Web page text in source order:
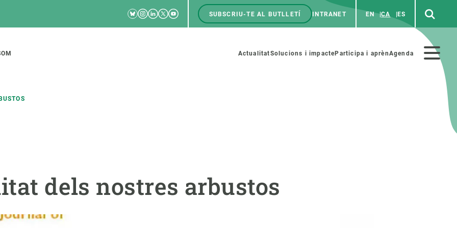
RRSS
Bluesky
Instagram
Linkedin
TwitterYoutube
Menú
SUBSCRIU-TE AL BUTLLETÍ INTRANET EN CA ES
Menú
ActualitatSolucions i impacteParticipa i aprènAgenda
dels nostres arbustos
ecosistemes
Solucions
Política i gestió
Oportunitats acadèmiques Fes ciència amb nosaltres